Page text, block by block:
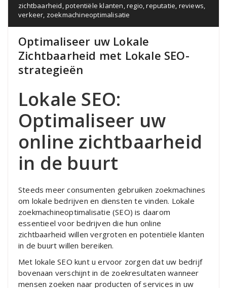
zichtbaarheid,potentiële klanten,regio,reputatie, reviews,
verkeer, zoekmachineoptimalisatie
Optimaliseer uw Lokale
Zichtbaarheid met Lokale SEO-
strategieën
Lokale SEO:
Optimaliseer uw
online zichtbaarheid
in de buurt
Steeds meer consumenten gebruiken zoekmachines
om lokale bedrijven en diensten te vinden. Lokale
zoekmachineoptimalisatie (SEO) is daarom
essentieel voor bedrijven die hun online
zichtbaarheid willen vergroten en potentiële klanten
in de buurt willen bereiken.
Met lokale SEO kunt u ervoor zorgen dat uw bedrijf
bovenaan verschijnt in de zoekresultaten wanneer
mensen zoeken naar producten of services in uw